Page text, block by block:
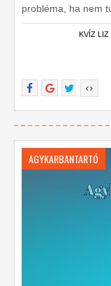
probléma, ha nem
le még egyszer és
egyszer sem.KVÍZ LIZ
AGYKARBANTARTÓ